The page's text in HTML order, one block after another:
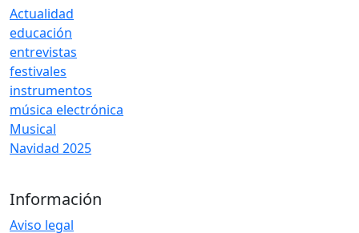
Actualidad
educación
entrevistas
festivales
instrumentos
música electrónica
Musical
Navidad 2025
Información
Aviso legal